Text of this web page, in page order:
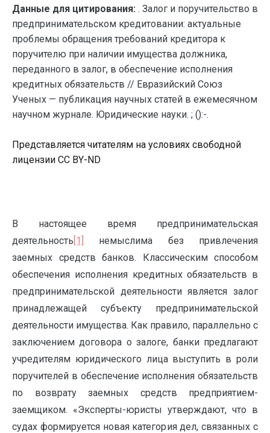
Данные для цитирования: . Залог и поручительство в
предпринимательском кредитовании: актуальные
проблемы обращения требований кредитора к
поручителю при наличии имущества должника,
переданного в залог, в обеспечение исполнения
кредитных обязательств // Евразийский Союз
Ученых — публикация научных статей в ежемесячном
научном журнале. Юридические науки. ; ():-.
Представляется читателям на условиях свободной
лицензии CC BY-ND
В настоящее время предпринимательская
деятельность [1]
немыслима без привлечения
заемных средств банков. Классическим способом
обеспечения исполнения кредитных обязательств в
предпринимательской деятельности является залог
принадлежащей субъекту предпринимательской
деятельности имущества. Как правило, параллельно с
заключением договора о залоге, банки предлагают
учредителям юридического лица выступить в роли
поручителей в обеспечение исполнения обязательств
по возврату заемных средств предприятием-
заемщиком. «Эксперты-юристы утверждают, что в
судах формируется новая категория дел, связанных с